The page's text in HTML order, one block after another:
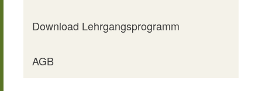
Download Lehrgangsprogramm
AGB